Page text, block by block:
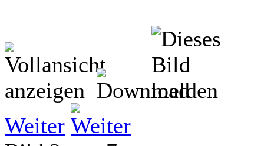
Weiter